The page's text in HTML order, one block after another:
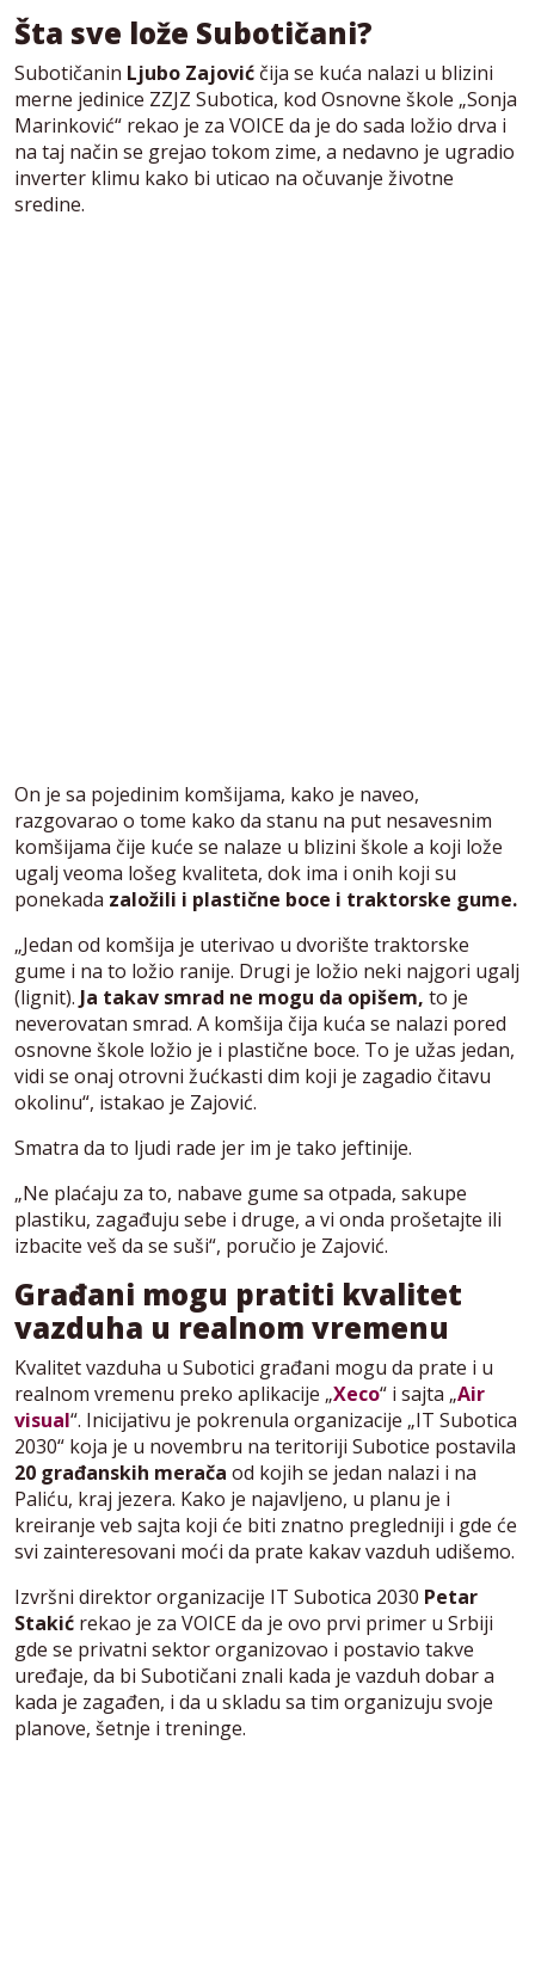
Šta sve lože Subotičani?
Subotičanin Ljubo Zajović čija se kuća nalazi u blizini
merne jedinice ZZJZ Subotica, kod Osnovne škole „Sonja
Marinković“ rekao je za VOICE da je do sada ložio drva i
na taj način se grejao tokom zime, a nedavno je ugradio
inverter klimu kako bi uticao na očuvanje životne
sredine.
On je sa pojedinim komšijama, kako je naveo,
razgovarao o tome kako da stanu na put nesavesnim
komšijama čije kuće se nalaze u blizini škole a koji lože
ugalj veoma lošeg kvaliteta, dok ima i onih koji su
ponekada založili i plastične boce i traktorske gume.
„Jedan od komšija je uterivao u dvorište traktorske
gume i na to ložio ranije. Drugi je ložio neki najgori ugalj
(lignit). Ja takav smrad ne mogu da opišem, to je
neverovatan smrad. A komšija čija kuća se nalazi pored
osnovne škole ložio je i plastične boce. To je užas jedan,
vidi se onaj otrovni žućkasti dim koji je zagadio čitavu
okolinu“, istakao je Zajović.
Smatra da to ljudi rade jer im je tako jeftinije.
„Ne plaćaju za to, nabave gume sa otpada, sakupe
plastiku, zagađuju sebe i druge, a vi onda prošetajte ili
izbacite veš da se suši“, poručio je Zajović.
Građani mogu pratiti kvalitet
vazduha u realnom vremenu
Kvalitet vazduha u Subotici građani mogu da prate i u
realnom vremenu preko aplikacije „Xeco“ i sajta „Air
visual“. Inicijativu je pokrenula organizacije „IT Subotica
2030“ koja je u novembru na teritoriji Subotice postavila
20 građanskih merača od kojih se jedan nalazi i na
Paliću, kraj jezera. Kako je najavljeno, u planu je i
kreiranje veb sajta koji će biti znatno pregledniji i gde će
svi zainteresovani moći da prate kakav vazduh udišemo.
Izvršni direktor organizacije IT Subotica 2030 Petar
Stakić rekao je za VOICE da je ovo prvi primer u Srbiji
gde se privatni sektor organizovao i postavio takve
uređaje, da bi Subotičani znali kada je vazduh dobar a
kada je zagađen, i da u skladu sa tim organizuju svoje
planove, šetnje i treninge.